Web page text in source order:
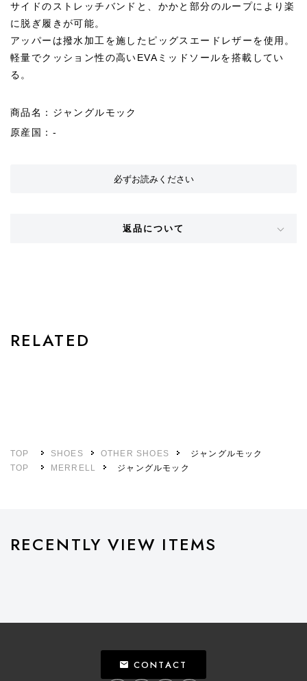
サイドのストレッチバンドと、かかと部分のループにより楽
に脱ぎ履きが可能。
アッパーは撥水加工を施したピッグスエードレザーを使用。
軽量でクッション性の高いEVAミッドソールを搭載してい
る。
商品名：ジャングルモック
原産国：-
必ずお読みください
返品について
RELATED
TOP SHOES OTHER SHOES
ジャングルモック
TOP
MERRELL ジャングルモック
RECENTLY VIEW ITEMS
CONTACT